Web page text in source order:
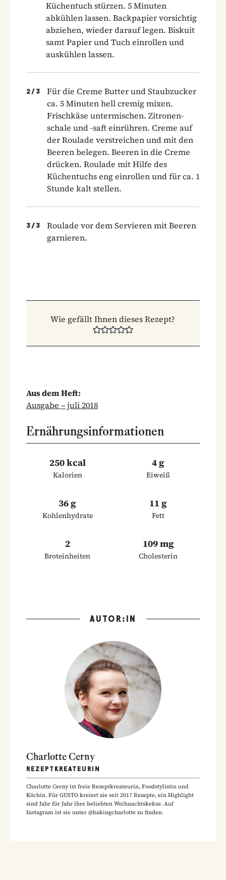
Küchentuch stürzen. 5 Minuten
abkühlen lassen. Backpapier vorsichtig
abziehen, wieder darauf legen. Biskuit
samt Papier und Tuch einrollen und
auskühlen lassen.
2 / 3
Für die Creme Butter und Staubzucker
ca. 5 Minuten hell cremig mixen.
Frischkäse untermischen. Zitronen­
schale und -saft einrühren. Creme auf
der Roulade verstreichen und mit den
Beeren belegen. Beeren in die Creme
drücken. Roulade mit Hilfe des
Küchentuchs eng einrollen und für ca. 1
Stunde kalt stellen.
3 / 3
Roulade vor dem Servieren mit Beeren
garnieren.
Wie gefällt Ihnen dieses Rezept?
Aus dem Heft:
Ausgabe – juli 2018
Ernährungsinformationen
250 kcal
Kalorien
4 g
Eiweiß
36 g
Kohlenhydrate
11 g
Fett
2
Broteinheiten
109 mg
Cholesterin
AUTOR:IN
Charlotte Cerny
REZEPTKREATEURIN
Charlotte Cerny ist freie Rezeptkreateurin, Foodstylistin und
Köchin. Für GUSTO kreiert sie seit 2017 Rezepte, ein Highlight
sind Jahr für Jahr ihre beliebten Weihnachtskekse. Auf
Instagram ist sie unter @bakingcharlotte zu finden.